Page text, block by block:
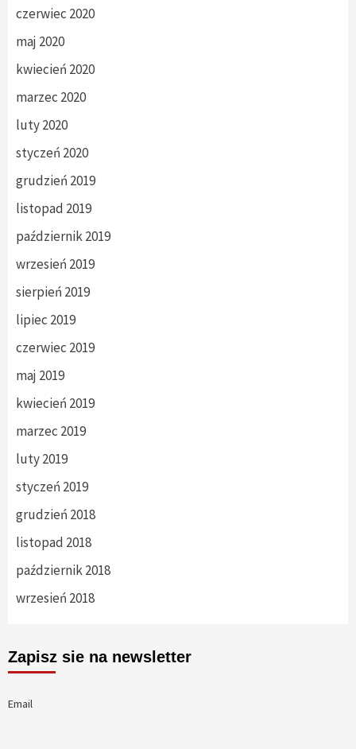
czerwiec 2020
maj 2020
kwiecień 2020
marzec 2020
luty 2020
styczeń 2020
grudzień 2019
listopad 2019
październik 2019
wrzesień 2019
sierpień 2019
lipiec 2019
czerwiec 2019
maj 2019
kwiecień 2019
marzec 2019
luty 2019
styczeń 2019
grudzień 2018
listopad 2018
październik 2018
wrzesień 2018
Zapisz sie na newsletter
Email